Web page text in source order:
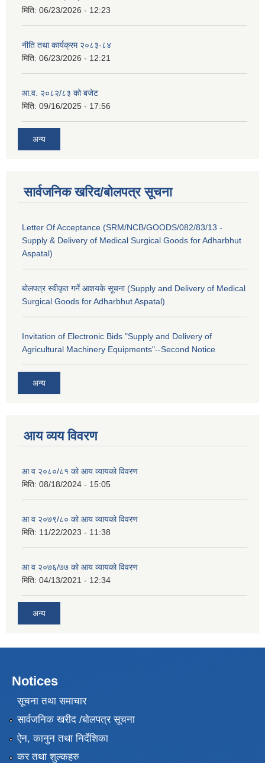
मिति: 06/23/2026 - 12:23
नीति तथा कार्यक्रम २०८३-८४
मिति: 06/23/2026 - 12:21
आ.व. २०८२/८३ को बजेट
मिति: 09/16/2025 - 17:56
अन्य
सार्वजनिक खरिद/बोलपत्र सूचना
Letter Of Acceptance (SRM/NCB/GOODS/082/83/13 -
Supply & Delivery of Medical Surgical Goods for Adharbhut
Aspatal)
बोलपत्र स्वीकृत गर्ने आशयके सूचना (Supply and Delivery of Medical
Surgical Goods for Adharbhut Aspatal)
Invitation of Electronic Bids "Supply and Delivery of
Agricultural Machinery Equipments"--Second Notice
अन्य
आय व्यय विवरण
आ व २०८०/८१ को आय व्यायको विवरण
मिति: 08/18/2024 - 15:05
आ व २०७९/८० को आय व्यायको विवरण
मिति: 11/22/2023 - 11:38
आ व २०७६/७७ को आय व्यायको विवरण
मिति: 04/13/2021 - 12:34
अन्य
Notices
सूचना तथा समाचार
सार्वजनिक खरीद /बोलपत्र सूचना
ऐन, कानुन तथा निर्देशिका
कर तथा शुल्कहरु